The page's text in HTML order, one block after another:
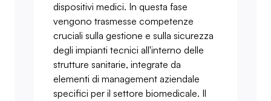
dispositivi medici. In questa fase
vengono trasmesse competenze
cruciali sulla gestione e sulla sicurezza
degli impianti tecnici all'interno delle
strutture sanitarie, integrate da
elementi di management aziendale
specifici per il settore biomedicale. Il